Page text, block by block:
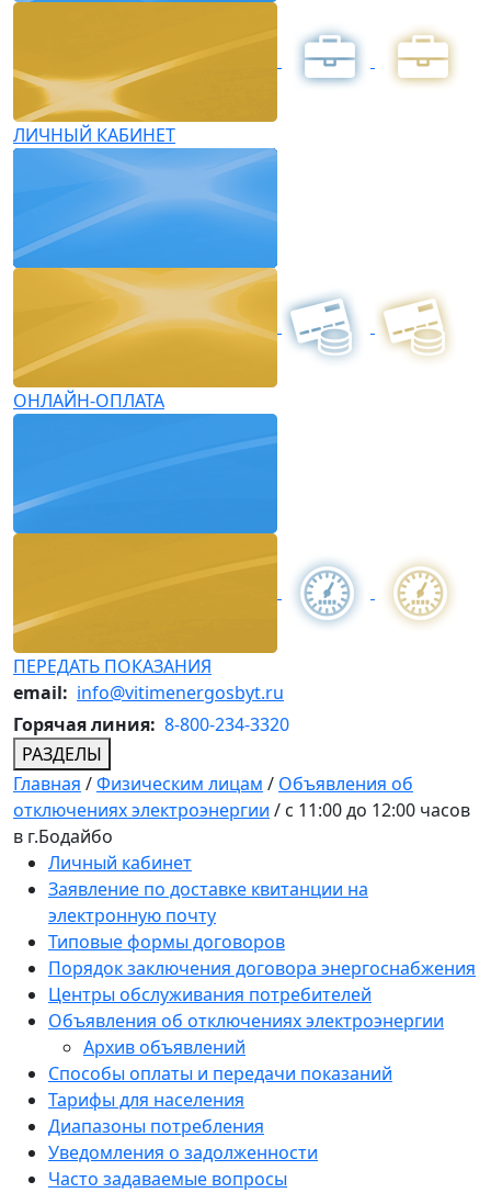
ЛИЧНЫЙ КАБИНЕТ
ОНЛАЙН-ОПЛАТА
ПЕРЕДАТЬ ПОКАЗАНИЯ
email: info@vitimenergosbyt.ru
Горячая линия: 8-800-234-3320
РАЗДЕЛЫ
Главная /Физическим лицам / Объявления об
отключениях электроэнергии / с 11:00 до 12:00 часов
в г.Бодайбо
Личный кабинет
Заявление по доставке квитанции на
электронную почту
Типовые формы договоров
Порядок заключения договора энергоснабжения
Центры обслуживания потребителей
Объявления об отключениях электроэнергии
Архив объявлений
Способы оплаты и передачи показаний
Тарифы для населения
Диапазоны потребления
Уведомления о задолженности
Часто задаваемые вопросы